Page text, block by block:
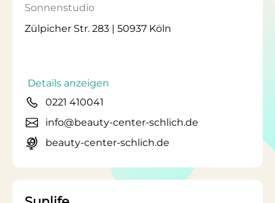
Sonnenstudio
Zülpicher Str. 283 | 50937 Köln
Details anzeigen
0221 410041
info@beauty-center-schlich.de
beauty-center-schlich.de